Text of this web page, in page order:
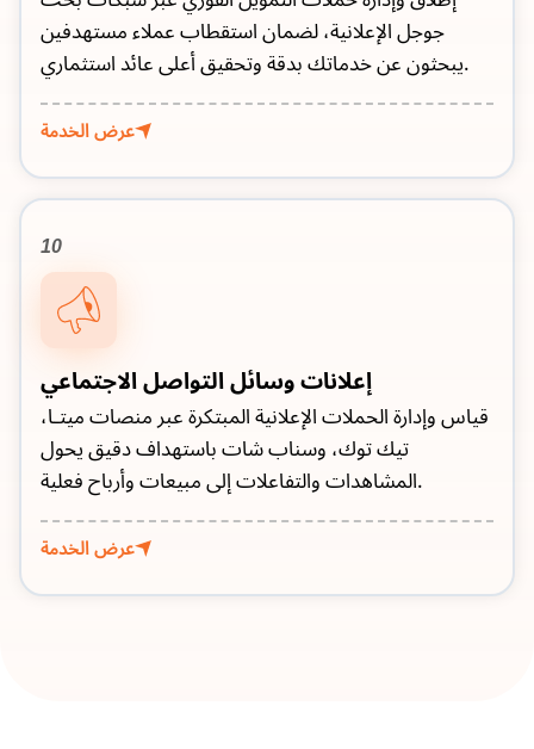
جوجل الإعلانية، لضمان استقطاب عملاء مستهدفين
يبحثون عن خدماتك بدقة وتحقيق أعلى عائد استثماري.
عرض الخدمة
10
إعلانات وسائل التواصل الاجتماعي
قياس وإدارة الحملات الإعلانية المبتكرة عبر منصات ميتـا،
تيك توك، وسناب شات باستهداف دقيق يحول
المشاهدات والتفاعلات إلى مبيعات وأرباح فعلية.
عرض الخدمة